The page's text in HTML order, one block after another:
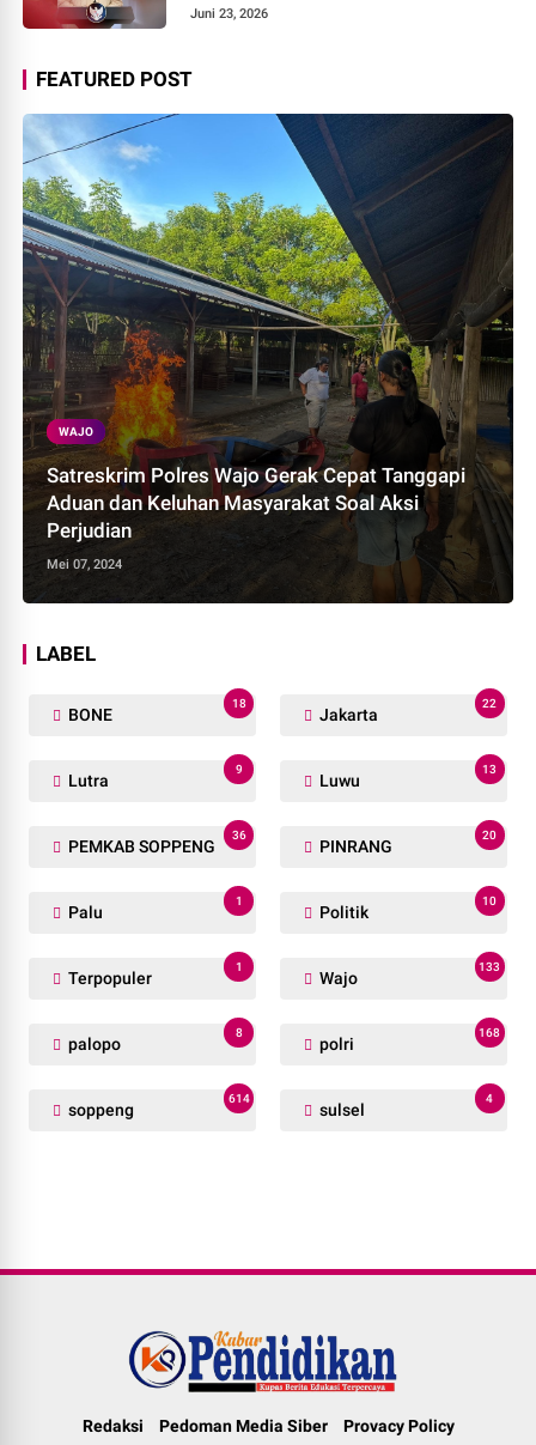
Juni 23, 2026
FEATURED POST
WAJO
Satreskrim Polres Wajo Gerak Cepat Tanggapi
Aduan dan Keluhan Masyarakat Soal Aksi
Perjudian
Mei 07, 2024
LABEL
BONE
18
Jakarta
22
Lutra
9
Luwu
13
PEMKAB SOPPENG
36
PINRANG
20
Palu
1
Politik
10
Terpopuler
1
Wajo
133
palopo
8
polri
168
soppeng
614
sulsel
4
Redaksi Pedoman Media Siber Provacy Policy